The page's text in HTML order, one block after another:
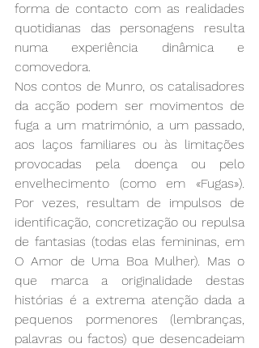
forma de contacto com as realidades
quotidianas das personagens resulta
numa experiência dinâmica e
comovedora.
Nos contos de Munro, os catalisadores
da acção podem ser movimentos de
fuga a um matrimónio, a um passado,
aos laços familiares ou às limitações
provocadas pela doença ou pelo
envelhecimento (como em «Fugas»).
Por vezes, resultam de impulsos de
identificação, concretização ou repulsa
de fantasias (todas elas femininas, em
O Amor de Uma Boa Mulher). Mas o
que marca a originalidade destas
histórias é a extrema atenção dada a
pequenos pormenores (lembranças,
palavras ou factos) que desencadeiam